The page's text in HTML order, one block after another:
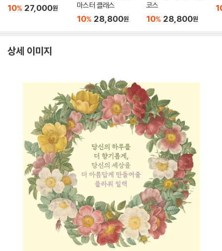
10% 27,000원
마스터 클래스
10% 28,800원
코스
10% 28,800원
상세 이미지